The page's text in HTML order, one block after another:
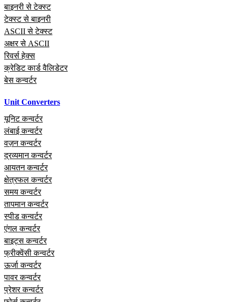
बाइनरी से टेक्स्ट
टेक्स्ट से बाइनरी
ASCII से टेक्स्ट
अक्षर से ASCII
रिवर्स हेक्स
क्रेडिट कार्ड वैलिडेटर
बेस कन्वर्टर
Unit Converters
यूनिट कन्वर्टर
लंबाई कन्वर्टर
वज़न कन्वर्टर
द्रव्यमान कन्वर्टर
आयतन कन्वर्टर
क्षेत्रफल कन्वर्टर
समय कन्वर्टर
तापमान कन्वर्टर
स्पीड कन्वर्टर
एंगल कन्वर्टर
बाइट्स कन्वर्टर
फ्रीक्वेंसी कन्वर्टर
ऊर्जा कन्वर्टर
पावर कन्वर्टर
प्रेशर कन्वर्टर